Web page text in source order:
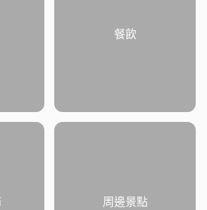
餐飲
周邊景點